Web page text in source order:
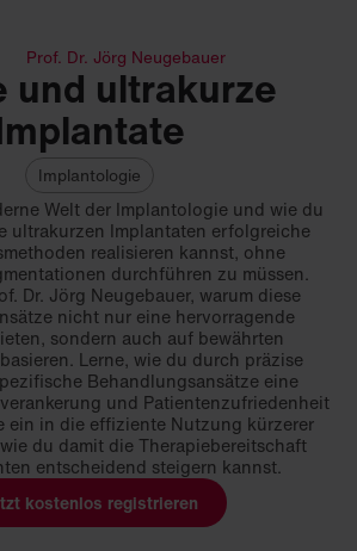
Prof. Dr. Jörg Neugebauer
und ultrakurze
Implantologie
Welt der Implantologie und wie du
ultrakurzen Implantaten erfolgreiche
realisieren kannst, ohne
durchführen zu müssen.
Dr. Jörg Neugebauer, warum diese
nicht nur eine hervorragende
sondern auch auf bewährten
Lerne, wie du durch präzise
Behandlungsansätze eine
und Patientenzufriedenheit
ein in die effiziente Nutzung kürzerer
du damit die Therapiebereitschaft
entscheidend steigern kannst.
kostenlos registrieren